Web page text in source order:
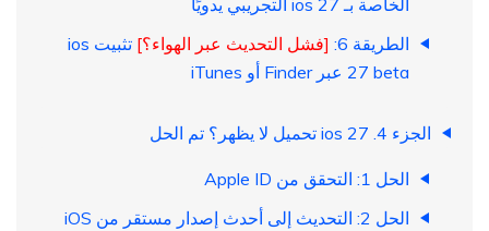
الخاصة بـ ios 27 التجريبي يدويًا
الطريقة 6:
[فشل التحديث عبر الهواء؟]
تثبيت ios
27 beta عبر Finder أو iTunes
الجزء 4. ios 27 تحميل لا يظهر؟ تم الحل
الحل 1: التحقق من Apple ID
الحل 2: التحديث إلى أحدث إصدار مستقر من iOS